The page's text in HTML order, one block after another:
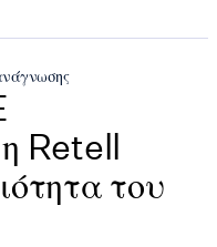
Retell
του